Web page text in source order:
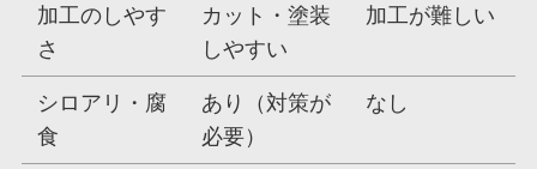
加工のしやす
さ
カット・塗装
しやすい
加工が難しい
シロアリ・腐
食
あり（対策が
必要）
なし